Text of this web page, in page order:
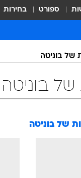
ספורט בחירות
של בוניטה
של בוניטה
של בוניטה